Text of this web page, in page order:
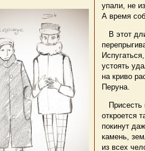
упали, не
А время
В этот
устоять
на криво
Перуна.
Присесть
откроется
покинут
камень,
из всех